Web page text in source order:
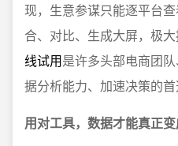
现，生意参谋只能逐平台
合、对比、生成大屏，极大
线试用是许多头部电商团
据分析能力、加速决策的首
用对工具，数据才能真正